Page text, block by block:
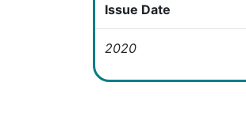
Issue Date
2020